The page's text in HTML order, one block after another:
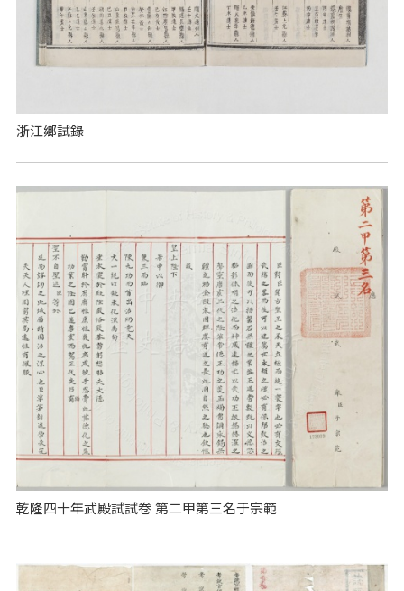
浙江鄉試錄
乾隆四十年武殿試試卷 第二甲第三名于宗範